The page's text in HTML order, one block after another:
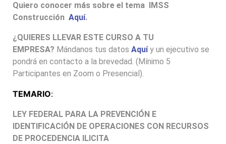
Quiero conocer más sobre el tema IMSS
Construcción Aquí.
¿QUIERES LLEVAR ESTE CURSO A TU
EMPRESA? Mándanos tus datos Aquíy un ejecutivo se
pondrá en contacto a la brevedad. (Mínimo 5
Participantes en Zoom o Presencial).
TEMARIO:
LEY FEDERAL PARA LA PREVENCIÓN E
IDENTIFICACIÓN DE OPERACIONES CON RECURSOS
DE PROCEDENCIA ILICITA